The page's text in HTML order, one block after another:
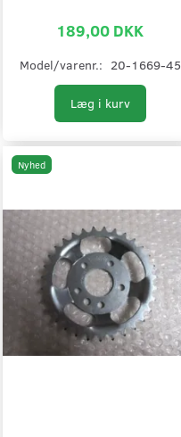
189,00 DKK
Model/varenr.: 20-1669-45
Læg i kurv
Nyhed